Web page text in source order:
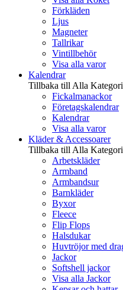
Förkläden
Ljus
Magneter
Tallrikar
Vintillbehör
Visa alla varor
Kalendrar
Tillbaka till Alla
Fickalmanackor
Företagskalendrar
Kalendrar
Visa alla varor
Kläder & Accessoarer
Tillbaka till Alla
Arbetskläder
Armband
Armbandsur
Barnkläder
Byxor
Fleece
Flip Flops
Halsdukar
Huvtröjor med
Jackor
Softshell jackor
Visa alla Jackor